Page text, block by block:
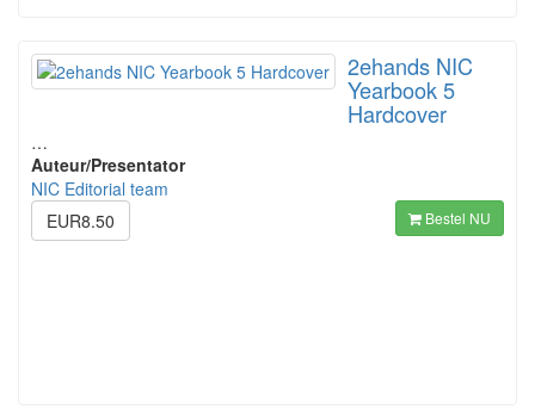
2ehands NIC
Yearbook 5
Hardcover
…
Auteur/Presentator
NIC Editorial team
EUR8.50
Bestel NU